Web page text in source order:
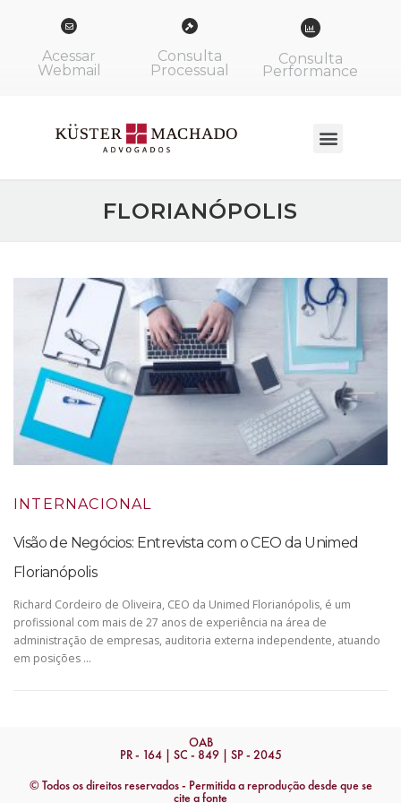
Acessar
Webmail
Consulta
Processual
Consulta
Performance
FLORIANÓPOLIS
INTERNACIONAL
Visão de Negócios: Entrevista com o CEO da Unimed
Florianópolis
Richard Cordeiro de Oliveira, CEO da Unimed Florianópolis, é um
profissional com mais de 27 anos de experiência na área de
administração de empresas, auditoria externa independente, atuando
em posições …
OAB
PR - 164 | SC - 849 | SP - 2045
© Todos os direitos reservados - Permitida a reprodução desde que se
cite a fonte